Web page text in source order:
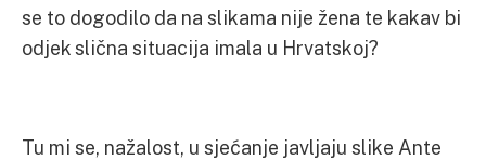
se to dogodilo da na slikama nije žena te kakav bi
odjek slična situacija imala u Hrvatskoj?
Tu mi se, nažalost, u sjećanje javljaju slike Ante